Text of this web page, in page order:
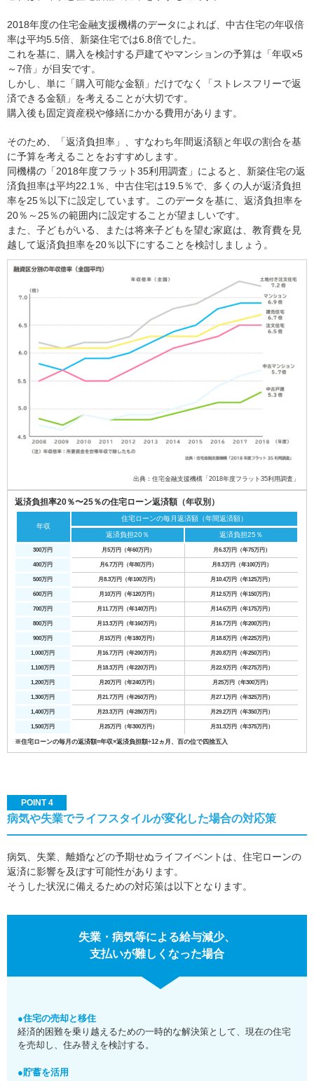
2018年度の住宅金融支援機構のデータによれば、中古住宅の年収倍
率は平均5.5倍、新築住宅では6.8倍でした。
これを基に、購入を検討する戸建てやマンションの予算は「年収×5
～7倍」が目安です。
しかし、単に「購入可能な金額」だけでなく「ストレスフリーで返
済できる金額」を考えることが大切です。
購入後も固定資産税や修繕にかかる費用があります。
そのため、「返済負担率」、すなわち年間返済額と年収の割合を基
に予算を考えることをおすすめします。
同機構の「2018年度フラット35利用調査」によると、新築住宅の返
済負担率は平均22.1％、中古住宅は19.5％で、多くの人が返済負担
率を25％以下に設定しています。このデータを基に、返済負担率を
20％～25％の範囲内に設定することが望ましいです。
また、子どもがいる、または将来子どもを望む家庭は、教育費を見
越して返済負担率を20％以下にすることを検討しましょう。
出典：住宅金融支援機構「2018年度フラット35利用調査」
返済負担率20％〜25％の住宅ローン返済額（年収別）
年収
住宅ローンの毎月返済額（年間返済額）
返済負担20％ 返済負担25％
300万円 月5万円（年60万円） 月6.3万円（年75万円）
400万円 月6.7万円（年80万円） 月8.3万円（年100万円）
500万円 月8.3万円（年100万円） 月10.4万円（年125万円）
600万円 月10万円（年120万円） 月12.5万円（年150万円）
700万円 月11.7万円（年140万円） 月14.6万円（年175万円）
800万円 月13.3万円（年160万円） 月16.7万円（年200万円）
900万円 月15万円（年180万円） 月18.8万円（年225万円）
1,000万円 月16.7万円（年200万円） 月20.8万円（年250万円）
1,100万円 月18.3万円（年220万円） 月22.9万円（年275万円）
1,200万円 月20万円（年240万円） 月25万円（年300万円）
1,300万円 月21.7万円（年260万円） 月27.1万円（年325万円）
1,400万円 月23.3万円（年280万円） 月29.2万円（年350万円）
1,500万円 月25万円（年300万円） 月31.3万円（年375万円）
※住宅ローンの毎月の返済額=年収×返済負担額÷12ヵ月、百の位で四捨五入
POINT 4
病気や失業でライフスタイルが変化した場合の対応策
病気、失業、離婚などの予期せぬライフイベントは、住宅ローンの
返済に影響を及ぼす可能性があります。
そうした状況に備えるための対応策は以下となります。
失業・病気等による給与減少、
支払いが難しくなった場合
●住宅の売却と移住
経済的困難を乗り越えるための一時的な解決策として、現在の住宅
を売却し、住み替えを検討する。
●貯蓄を活用